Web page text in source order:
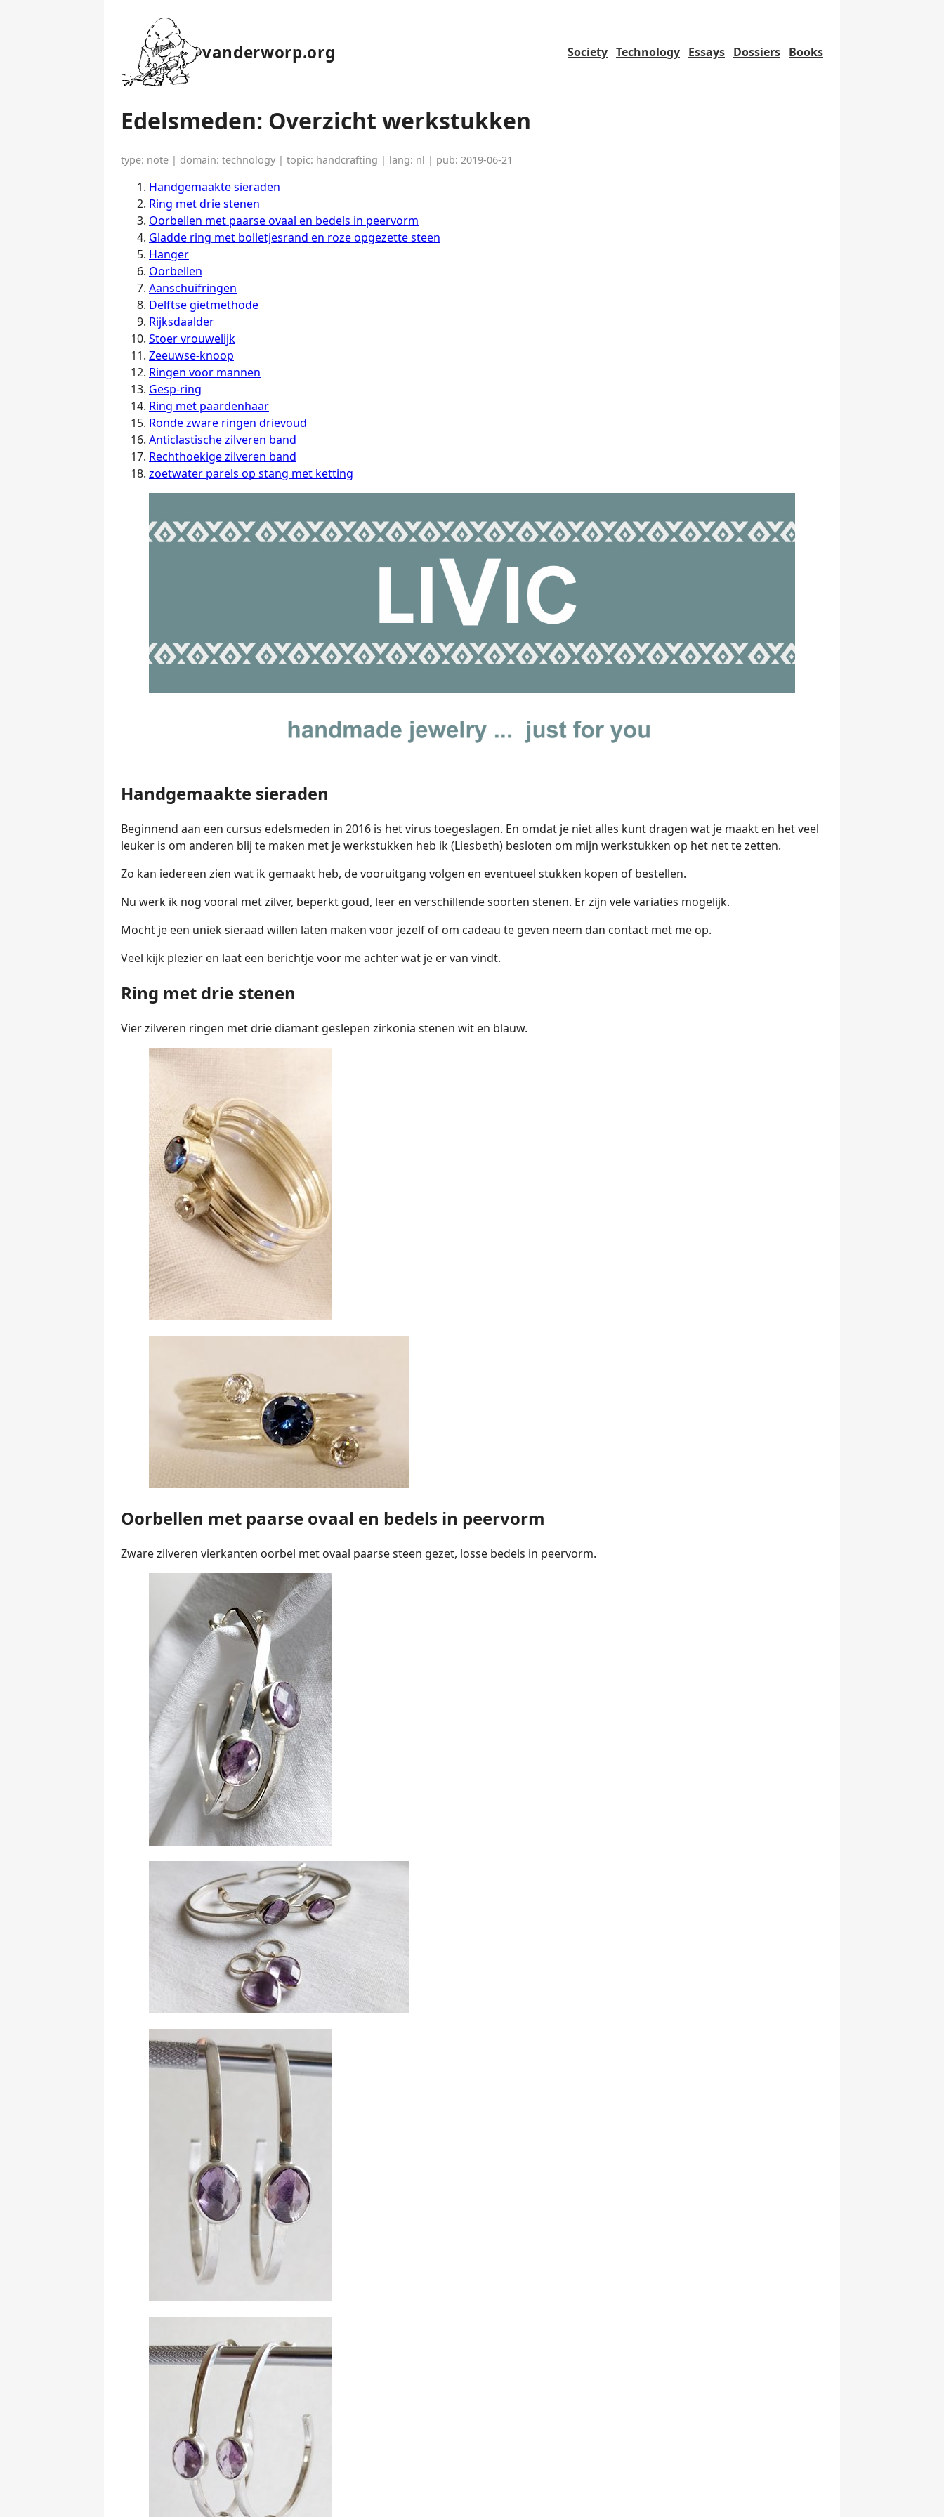
vanderworp.org Society Technology Essays Dossiers Books
Edelsmeden: Overzicht werkstukken
type: note | domain: technology | topic: handcrafting | lang: nl | pub: 2019-06-21
Handgemaakte sieraden
Ring met drie stenen
Oorbellen met paarse ovaal en bedels in peervorm
Gladde ring met bolletjesrand en roze opgezette steen
Hanger
Oorbellen
Aanschuifringen
Delftse gietmethode
Rijksdaalder
Stoer vrouwelijk
Zeeuwse-knoop
Ringen voor mannen
Gesp-ring
Ring met paardenhaar
Ronde zware ringen drievoud
Anticlastische zilveren band
Rechthoekige zilveren band
zoetwater parels op stang met ketting
Handgemaakte sieraden
Beginnend aan een cursus edelsmeden in 2016 is het virus toegeslagen. En omdat je niet alles kunt dragen wat je maakt en het veel
leuker is om anderen blij te maken met je werkstukken heb ik (Liesbeth) besloten om mijn werkstukken op het net te zetten.
Zo kan iedereen zien wat ik gemaakt heb, de vooruitgang volgen en eventueel stukken kopen of bestellen.
Nu werk ik nog vooral met zilver, beperkt goud, leer en verschillende soorten stenen. Er zijn vele variaties mogelijk.
Mocht je een uniek sieraad willen laten maken voor jezelf of om cadeau te geven neem dan contact met me op.
Veel kijk plezier en laat een berichtje voor me achter wat je er van vindt.
Ring met drie stenen
Vier zilveren ringen met drie diamant geslepen zirkonia stenen wit en blauw.
Oorbellen met paarse ovaal en bedels in peervorm
Zware zilveren vierkanten oorbel met ovaal paarse steen gezet, losse bedels in peervorm.